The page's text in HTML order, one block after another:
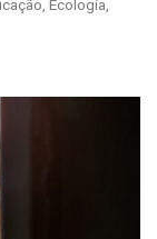
Ecologia,